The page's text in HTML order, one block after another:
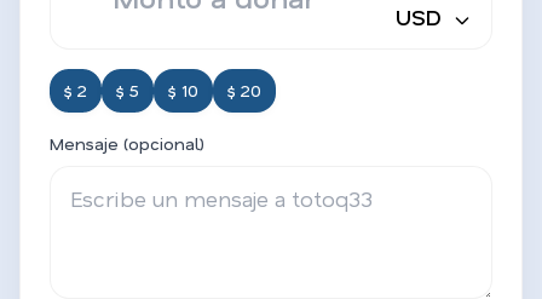
USD
$ 2 $ 5 $ 10 $ 20
Mensaje (opcional)